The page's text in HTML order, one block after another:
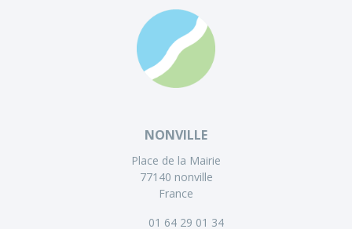
NONVILLE
Place de la Mairie
77140 nonville
France
01 64 29 01 34